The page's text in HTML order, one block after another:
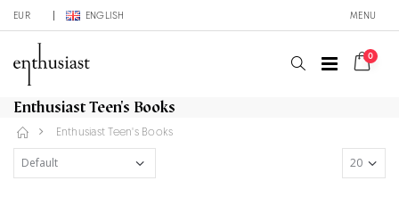
EUR ENGLISH MENU
0
Enthusiast Teen's Books
Enthusiast Teen's Books